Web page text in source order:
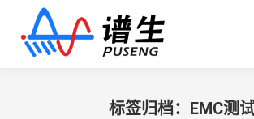
标签归档： EMC测